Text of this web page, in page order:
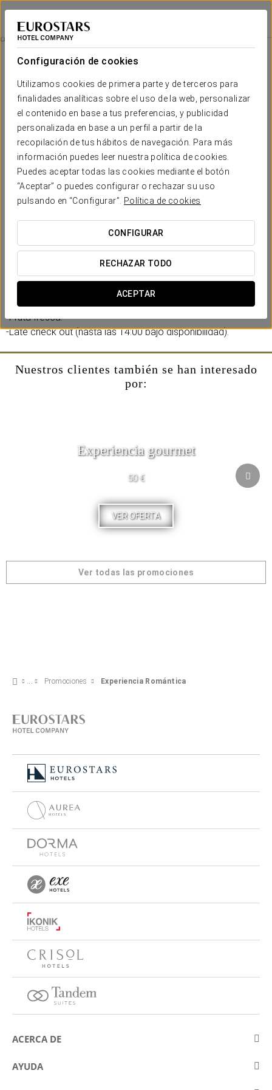
Configuración de cookies
Utilizamos cookies de primera parte y de terceros para
finalidades analíticas sobre el uso de la web, personalizar
el contenido en base a tus preferencias, y publicidad
personalizada en base a un perfil a partir de la
recopilación de tus hábitos de navegación. Para más
información puedes leer nuestra política de cookies.
Puedes aceptar todas las cookies mediante el botón
“Aceptar” o puedes configurar o rechazar su uso
pulsando en “Configurar”.
Política de cookies
CONFIGURAR
RECHAZAR TODO
ACEPTAR
Eurostars Das Artes
OPORTO
Experiencia Romántica
25€
Experiencia romántica
Para que disfrutes todavía más de tu estancia te ofrecemos
esta promoción romántica para vivir en pareja.
Incluye:
-Chocolates.
-Fruta fresca.
-Late check out (hasta las 14:00 bajo disponibilidad).
Nuestros clientes también se han interesado
por:
Experiencia gourmet
50 €
VER OFERTA
Ver todas las promociones
Promociones Experiencia Romántica
ACERCA DE
Sobre Eurostars Hotel Company
AYUDA